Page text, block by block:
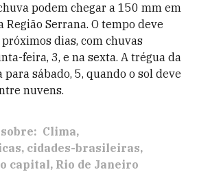
podem chegar a 150 mm em
Serrana. O tempo deve
dias, com chuvas
feira, 3, e na sexta. A trégua da
sábado, 5, quando o sol deve
nuvens.
Clima
cidades-brasileiras
capital Rio de Janeiro